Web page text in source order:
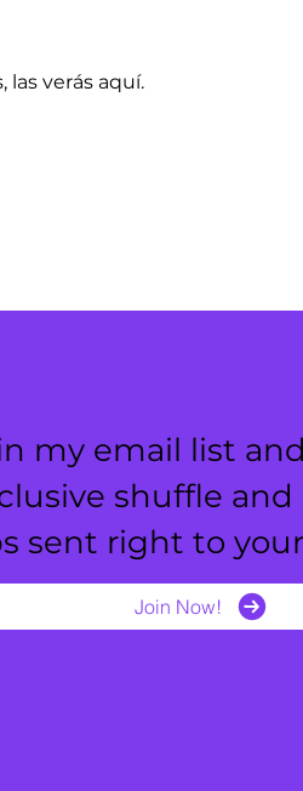
verás aquí.
my email list
shuffle
sent right to
Join Now!